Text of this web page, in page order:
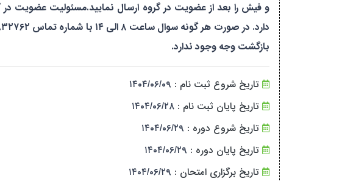
و فیش را بعد از عضویت در گروه ارسال نمایید.مسئولیت عضویت
بازگشت وجه وجود ندارد.
تاریخ شروع ثبت نام : ۱۴۰۴/۰۶/۰۹
تاریخ پایان ثبت نام : ۱۴۰۴/۰۶/۲۸
تاریخ شروع دوره : ۱۴۰۴/۰۶/۲۹
تاریخ پایان دوره : ۱۴۰۴/۰۶/۲۹
تاریخ برگزاری امتحان : ۱۴۰۴/۰۶/۲۹